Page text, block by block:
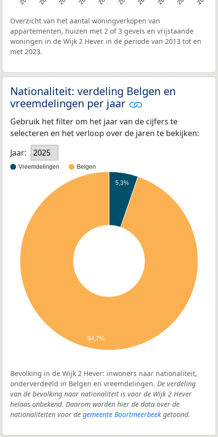
Overzicht van het aantal woningverkopen van
appartementen, huizen met 2 of 3 gevels en vrijstaande
woningen in de Wijk 2 Hever in de periode van 2013 tot en
met 2023.
Nationaliteit: verdeling Belgen en
vreemdelingen per jaar
Gebruik het filter om het jaar van de cijfers te
selecteren en het verloop over de jaren te bekijken:
Jaar:
2025
Vreemdelingen Belgen
5,3%
94,7%
Bevolking in de Wijk 2 Hever: inwoners naar nationaliteit,
onderverdeeld in Belgen en vreemdelingen. De verdeling
van de bevolking naar nationaliteit is voor de Wijk 2 Hever
helaas onbekend. Daarom worden hier de data over de
nationaliteiten voor de gemeente Boortmeerbeek getoond.